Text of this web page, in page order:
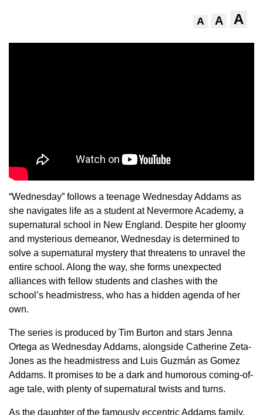
A A A
“Wednesday” follows a teenage Wednesday Addams as
she navigates life as a student at Nevermore Academy, a
supernatural school in New England. Despite her gloomy
and mysterious demeanor, Wednesday is determined to
solve a supernatural mystery that threatens to unravel the
entire school. Along the way, she forms unexpected
alliances with fellow students and clashes with the
school’s headmistress, who has a hidden agenda of her
own.
The series is produced by Tim Burton and stars Jenna
Ortega as Wednesday Addams, alongside Catherine Zeta-
Jones as the headmistress and Luis Guzmán as Gomez
Addams. It promises to be a dark and humorous coming-of-
age tale, with plenty of supernatural twists and turns.
As the daughter of the famously eccentric Addams family,